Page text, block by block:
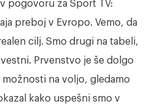
pogovoru za Šport TV:
preboj v Evropo. Vemo, da
cilj. Smo drugi na tabeli,
Prvenstvo je še dolgo
na voljo, gledamo
kako uspešni smo v